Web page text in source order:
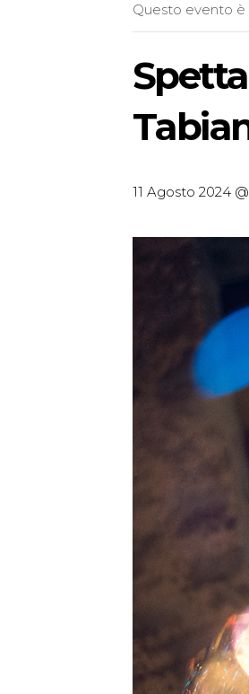
Questo evento è
11 Agosto 2024